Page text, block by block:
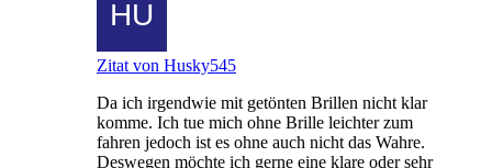
Zitat von Husky545
Da ich irgendwie mit getönten Brillen nicht klar
komme. Ich tue mich ohne Brille leichter zum
fahren jedoch ist es ohne auch nicht das Wahre.
Deswegen möchte ich gerne eine klare oder sehr